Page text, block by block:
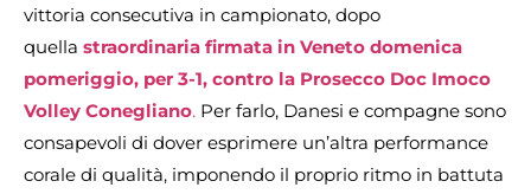
vittoria consecutiva in campionato, dopo
quella straordinaria firmata in Veneto domenica
pomeriggio, per 3-1, contro la Prosecco Doc Imoco
Volley Conegliano. Per farlo, Danesi e compagne sono
consapevoli di dover esprimere un’altra performance
corale di qualità, imponendo il proprio ritmo in battuta